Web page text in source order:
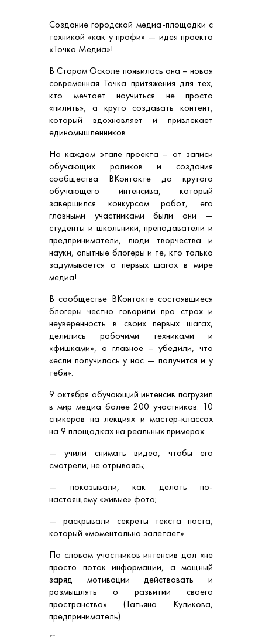
Создание городской медиа‑площадки с
техникой «как у профи» — идея проекта
«Точка Медиа»!
В Старом Осколе появилась она – новая
современная Точка притяжения для тех,
кто мечтает научиться не просто
«пилить», а круто создавать контент,
который вдохновляет и привлекает
единомышленников.
На каждом этапе проекта – от записи
обучающих роликов и создания
сообщества ВКонтакте до крутого
обучающего интенсива, который
завершился конкурсом работ, его
главными участниками были они —
студенты и школьники, преподаватели и
предприниматели, люди творчества и
науки, опытные блогеры и те, кто только
задумывается о первых шагах в мире
медиа!
В сообществе ВКонтакте состоявшиеся
блогеры честно говорили про страх и
неуверенность в своих первых шагах,
делились рабочими техниками и
«фишками», а главное – убедили, что
«если получилось у нас — получится и у
тебя».
9 октября обучающий интенсив погрузил
в мир медиа более 200 участников. 10
спикеров на лекциях и мастер-классах
на 9 площадках на реальных примерах:
— учили снимать видео, чтобы его
смотрели, не отрываясь;
— показывали, как делать по-
настоящему «живые» фото;
— раскрывали секреты текста поста,
который «моментально залетает».
По словам участников интенсив дал «не
просто поток информации, а мощный
заряд мотивации действовать и
размышлять о развитии своего
пространства» (Татьяна Куликова,
предприниматель).